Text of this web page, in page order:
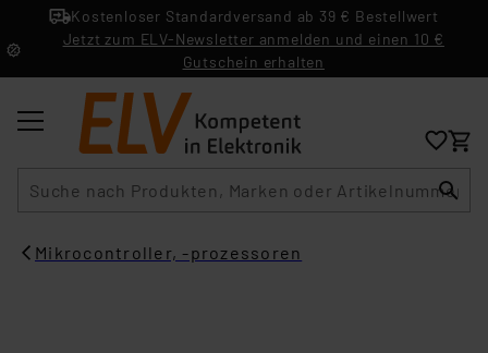
Kostenloser Standardversand ab 39 € Bestellwert
Jetzt zum ELV-Newsletter anmelden und einen 10 €
Gutschein erhalten
Mikrocontroller, -prozessoren